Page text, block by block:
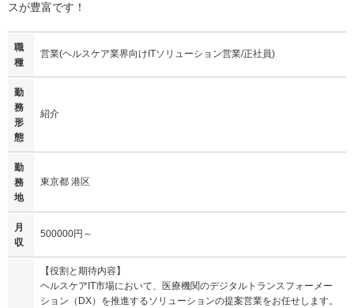
スが豊富です！
職
種
営業(ヘルスケア業界向けITソリューション営業/正社員)
勤
務
形
態
紹介
勤
務
地
東京都 港区
月
収
500000円～
【役割と期待内容】
ヘルスケアIT市場において、医療機関のデジタルトランスフォーメー
ション（DX）を推進するソリューションの提案営業をお任せします。